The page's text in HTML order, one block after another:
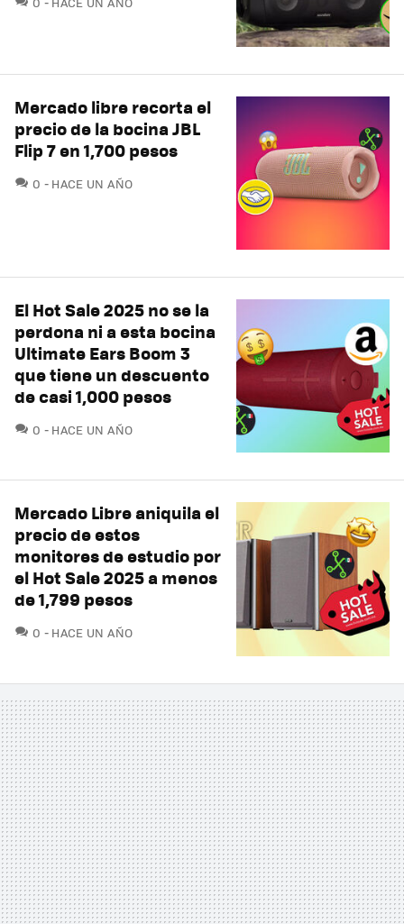
Mercado libre recorta el
precio de la bocina JBL
Flip 7 en 1,700 pesos
0 COMENTARIOS
HACE UN AÑO
El Hot Sale 2025 no se la
perdona ni a esta bocina
Ultimate Ears Boom 3
que tiene un descuento
de casi 1,000 pesos
0 COMENTARIOS
HACE UN AÑO
Mercado Libre aniquila el
precio de estos
monitores de estudio por
el Hot Sale 2025 a menos
de 1,799 pesos
0 COMENTARIOS
HACE UN AÑO